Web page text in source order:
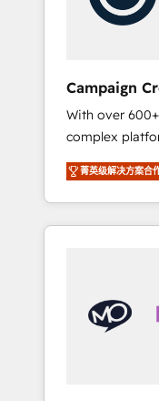
bring your
collaborative
supported
HubSpot
training, and
and tested
ensure that
experience
HubSpot or
Campaign
CRM
With over
complex
delivered, CC
Partner for
replatform,
in high-impact
turning
growth-ready
菁英级解决方案合